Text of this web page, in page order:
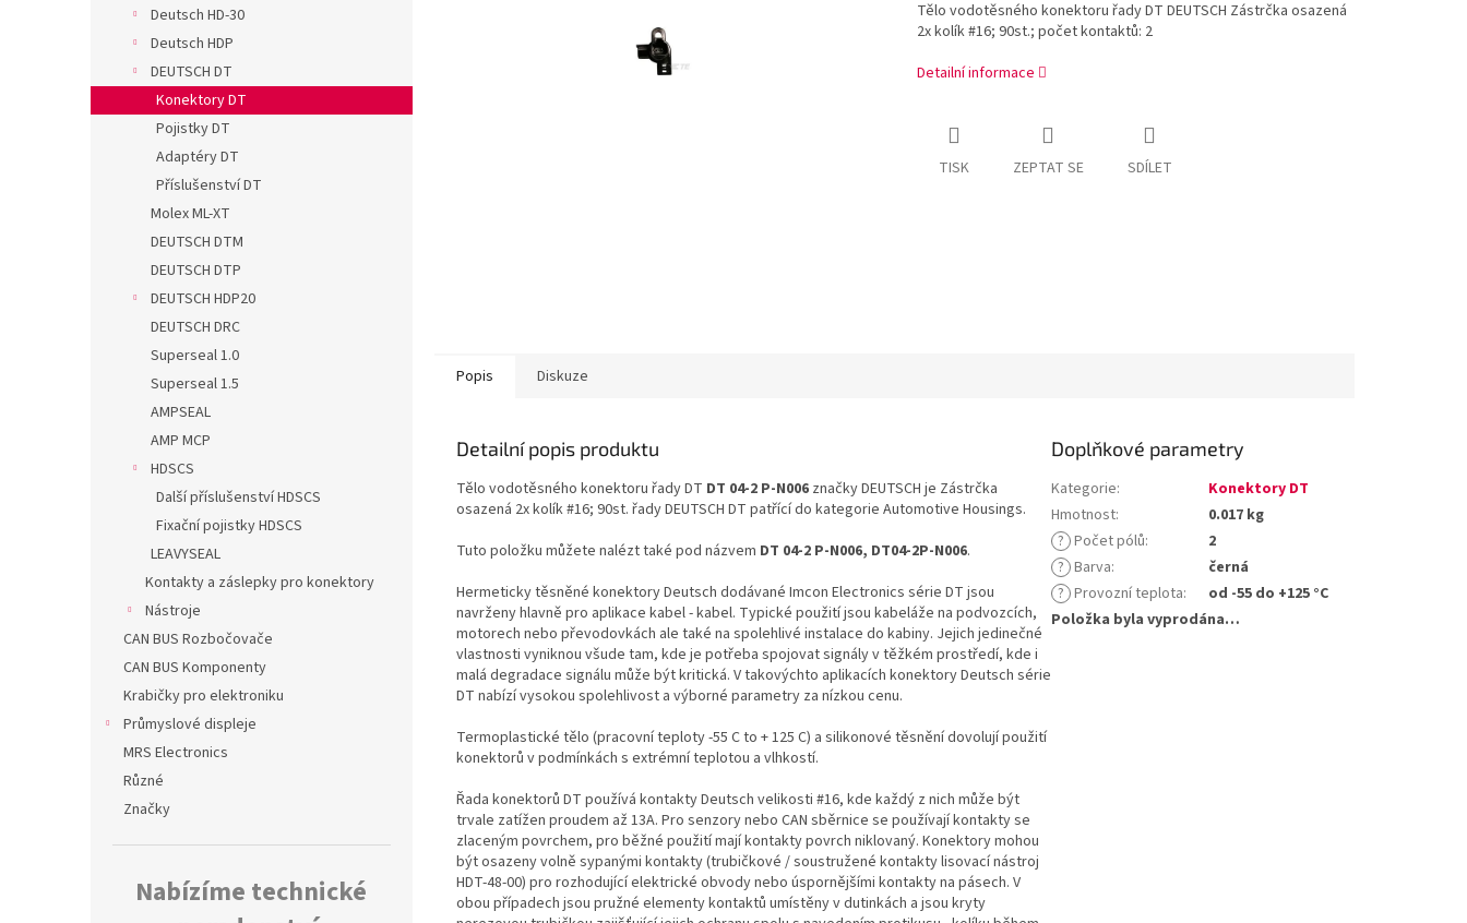
Deutsch HD-30
Deutsch HDP
DEUTSCH DT
Konektory DT
Pojistky DT
Adaptéry DT
Příslušenství DT
Molex ML-XT
DEUTSCH DTM
DEUTSCH DTP
DEUTSCH HDP20
DEUTSCH DRC
Superseal 1.0
Superseal 1.5
AMPSEAL
AMP MCP
HDSCS
Další příslušenství HDSCS
Fixační pojistky HDSCS
LEAVYSEAL
Kontakty a záslepky pro konektory
Nástroje
CAN BUS Rozbočovače
CAN BUS Komponenty
Krabičky pro elektroniku
Průmyslové displeje
MRS Electronics
Různé
Značky
Nabízíme technické
Tělo vodotěsného konektoru řady DT DEUTSCH Zástrčka osazená
2x kolík #16; 90st.; počet kontaktů: 2
Detailní informace
TISK ZEPTAT SE SDÍLET
Popis Diskuze
Detailní popis produktu
Tělo vodotěsného konektoru řady DT DT 04-2 P-N006 značky DEUTSCH je Zástrčka
osazená 2x kolík #16; 90st. řady DEUTSCH DT patřící do kategorie Automotive Housings.
Tuto položku můžete nalézt také pod názvem DT 04-2 P-N006, DT04-2P-N006.
Hermeticky těsněné konektory Deutsch dodávané Imcon Electronics série DT jsou
navrženy hlavně pro aplikace kabel - kabel. Typické použití jsou kabeláže na podvozcích,
motorech nebo převodovkách ale také na spolehlivé instalace do kabiny. Jejich jedinečné
vlastnosti vyniknou všude tam, kde je potřeba spojovat signály v těžkém prostředí, kde i
malá degradace signálu může být kritická. V takovýchto aplikacích konektory Deutsch série
DT nabízí vysokou spolehlivost a výborné parametry za nízkou cenu.
Termoplastické tělo (pracovní teploty -55 C to + 125 C) a silikonové těsnění dovolují použití
konektorů v podmínkách s extrémní teplotou a vlhkostí.
Řada konektorů DT používá kontakty Deutsch velikosti #16, kde každý z nich může být
trvale zatížen proudem až 13A. Pro senzory nebo CAN sběrnice se používají kontakty se
zlaceným povrchem, pro běžné použití mají kontakty povrch niklovaný. Konektory mohou
být osazeny volně sypanými kontakty (trubičkové / soustružené kontakty lisovací nástroj
HDT-48-00) pro rozhodující elektrické obvody nebo úspornějšími kontakty na pásech. V
obou případech jsou pružné elementy kontaktů umístěny v dutinkách a jsou kryty
Doplňkové parametry
Kategorie:
Konektory DT
Hmotnost:
0.017 kg
? Počet pólů:
2
? Barva:
černá
? Provozní teplota:
od -55 do +125 °C
Položka byla vyprodána…